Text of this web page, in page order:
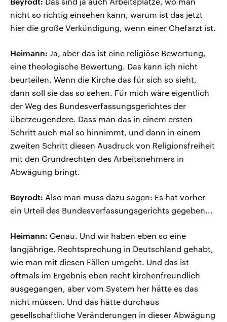
nicht so richtig einsehen kann, warum ist das jetzt
hier die große Verkündigung, wenn einer Chefarzt ist.
Heimann: Ja, aber das ist eine religiöse Bewertung,
eine theologische Bewertung. Das kann ich nicht
beurteilen. Wenn die Kirche das für sich so sieht,
dann soll sie das so sehen. Für mich wäre eigentlich
der Weg des Bundesverfassungsgerichtes der
überzeugendere. Dass man das in einem ersten
Schritt auch mal so hinnimmt, und dann in einem
zweiten Schritt diesen Ausdruck von Religionsfreiheit
mit den Grundrechten des Arbeitsnehmers in
Abwägung bringt.
Beyrodt: Also man muss dazu sagen: Es hat vorher
ein Urteil des Bundesverfassungsgerichts gegeben...
Heimann: Genau. Und wir haben eben so eine
langjährige, Rechtsprechung in Deutschland gehabt,
wie man mit diesen Fällen umgeht. Und das ist
oftmals im Ergebnis eben recht kirchenfreundlich
ausgegangen, aber vom System her hätte es das
nicht müssen. Und das hätte durchaus
gesellschaftliche Veränderungen in dieser Abwägung